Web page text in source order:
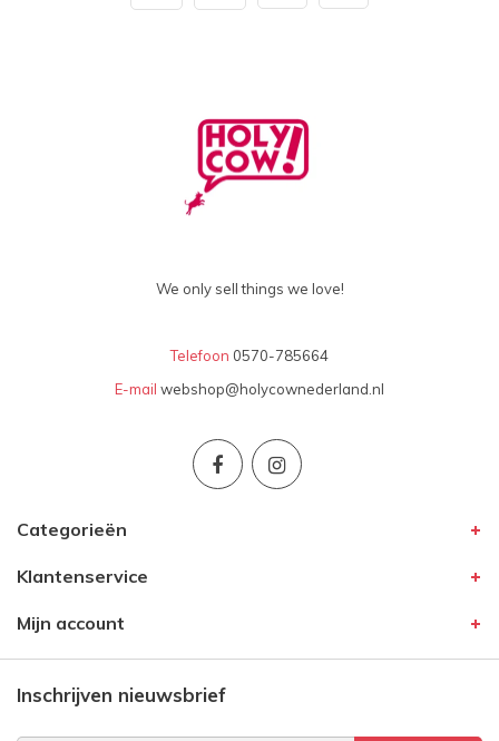
We only sell things we love!
Telefoon 0570-785664
E-mail webshop@holycownederland.nl
Categorieën
Klantenservice
Mijn account
Inschrijven nieuwsbrief